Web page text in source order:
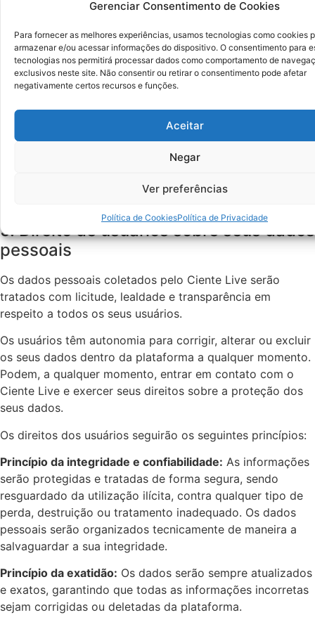
Gerenciar Consentimento de Cookies
Para fornecer as melhores experiências, usamos tecnologias como cookies
armazenar e/ou acessar informações do dispositivo. O consentimento para
tecnologias nos permitirá processar dados como comportamento de
exclusivos neste site. Não consentir ou retirar o consentimento pode afetar
negativamente certos recursos e funções.
Aceitar
Negar
Ver preferências
Política de CookiesPolítica de Privacidade
os organizadores de eventos, para que entre em
informações pré-evento. O Ciente Live salienta que
não tem qualquer responsabilidade com a tratativa
da comissão dos eventos, sobre os dados que eles
coletam dos usuários. Aconselhamos que leia
antes de fornecer os seus dados pessoais.
No caso do Ciente Live necessitar da utilização dos
dados pessoais para algum fim não disposto nesta
imediatamente e os seus dados serão utilizados
5. Direito de usuários sobre seus dados
pessoais
Os dados pessoais coletados pelo Ciente Live serão
tratados com licitude, lealdade e transparência em
respeito a todos os seus usuários.
Os usuários têm autonomia para corrigir, alterar ou excluir
os seus dados dentro da plataforma a qualquer momento.
Podem, a qualquer momento, entrar em contato com o
Ciente Live e exercer seus direitos sobre a proteção dos
seus dados.
Os direitos dos usuários seguirão os seguintes princípios:
Princípio da integridade e confiabilidade: As informações
serão protegidas e tratadas de forma segura, sendo
resguardado da utilização ilícita, contra qualquer tipo de
perda, destruição ou tratamento inadequado. Os dados
pessoais serão organizados tecnicamente de maneira a
salvaguardar a sua integridade.
Princípio da exatidão: Os dados serão sempre atualizados
e exatos, garantindo que todas as informações incorretas
sejam corrigidas ou deletadas da plataforma.